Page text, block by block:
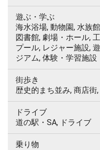
遊ぶ・学ぶ
海水浴場, 動物園, 水族
図書館, 劇場・ホール,
プール, レジャー施設,
ジアム, 体験・学習施設
街歩き
歴史的まち並み, 商店街
ドライブ
道の駅・SA, ドライブ
乗り物